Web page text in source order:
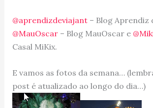
@aprendizdeviajant– Blog Aprendiz
@MauOscar– Blog MauOscar e
Casal MiKix.
E vamos as fotos da semana…
post é atualizado ao longo do dia…)